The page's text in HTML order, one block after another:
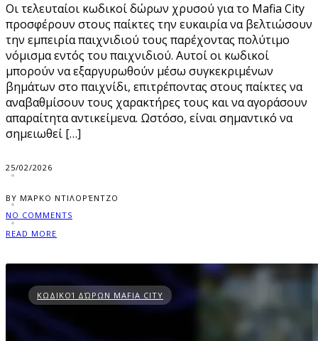
Οι τελευταίοι κωδικοί δώρων χρυσού για το Mafia City
προσφέρουν στους παίκτες την ευκαιρία να βελτιώσουν
την εμπειρία παιχνιδιού τους παρέχοντας πολύτιμο
νόμισμα εντός του παιχνιδιού. Αυτοί οι κωδικοί
μπορούν να εξαργυρωθούν μέσω συγκεκριμένων
βημάτων στο παιχνίδι, επιτρέποντας στους παίκτες να
αναβαθμίσουν τους χαρακτήρες τους και να αγοράσουν
απαραίτητα αντικείμενα. Ωστόσο, είναι σημαντικό να
σημειωθεί […]
25/02/2026
BY ΜΆΡΚΟ ΝΤΙΛΟΡΈΝΤΖΟ
NO COMMENTS
READ MORE
ΚΩΔΙΚΟΊ ΔΏΡΩΝ MAFIA CITY